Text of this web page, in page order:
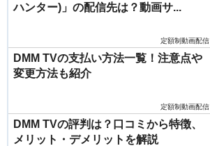
ハンター)」の配信先は？動画サ...
定額制動画配信
DMM TVの支払い方法一覧！注意点や
変更方法も紹介
定額制動画配信
DMM TVの評判は？口コミから特徴、
メリット・デメリットを解説